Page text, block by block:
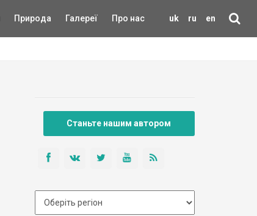
uk ru en
Природа Галереї Про нас
Станьте нашим автором